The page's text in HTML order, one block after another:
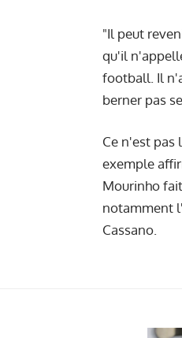
"Il peut
qu'il
football. Il
berner pas
Ce n'est pas
exemple
Mourinho
notamment
Cassano.